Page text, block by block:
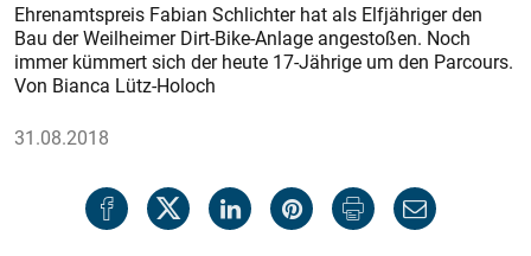
Ehrenamtspreis Fabian Schlichter hat als Elfjähriger den
Bau der Weilheimer Dirt-Bike-Anlage angestoßen. Noch
immer kümmert sich der heute 17-Jährige um den Parcours.
Von Bianca Lütz-Holoch
31.08.2018